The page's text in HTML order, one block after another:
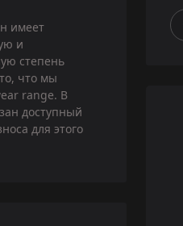
имеет
и
степень
что мы
range. В
доступный
для этого